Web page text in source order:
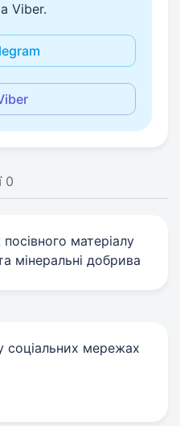
Viber.
0
матеріалу
мінеральні добрива
соціальних мережах